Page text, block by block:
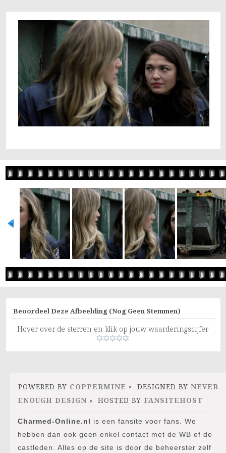
Beoordeel Deze Afbeelding (Nog Geen Stemmen)
Hover over de sterren en klik op jouw waarderingscijfer
POWERED BY COPPERMINE DESIGNED BYNEVER
ENOUGH DESIGN
HOSTED BY FANSITEHOST
Charmed-Online.nl
is een fansite voor fans. We
hebben dan ook geen enkel contact met de WB of de
castleden. Alles op de site is door de beheerster zelf